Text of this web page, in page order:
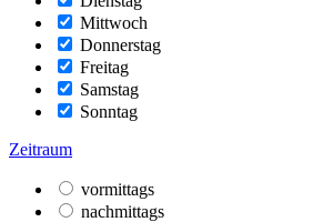
Mittwoch
Donnerstag
Freitag
Samstag
Sonntag
Zeitraum
vormittags
nachmittags